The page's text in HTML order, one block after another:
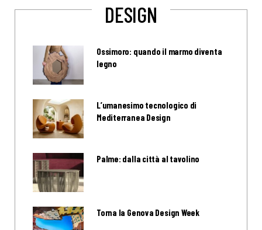
DESIGN
Ossimoro: quando il marmo diventa
legno
L’umanesimo tecnologico di
Mediterranea Design
Palme: dalla città al tavolino
Torna la Genova Design Week